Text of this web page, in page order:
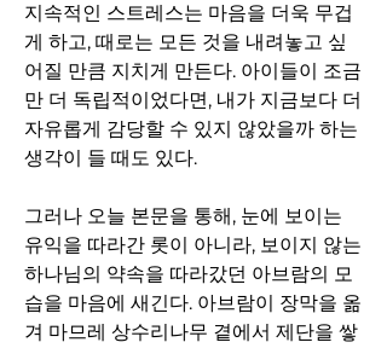
지속적인 스트레스는 마음을 더욱 무겁
게 하고, 때로는 모든 것을 내려놓고 싶
어질 만큼 지치게 만든다. 아이들이 조금
만 더 독립적이었다면, 내가 지금보다 더
자유롭게 감당할 수 있지 않았을까 하는
생각이 들 때도 있다.
그러나 오늘 본문을 통해, 눈에 보이는
유익을 따라간 롯이 아니라, 보이지 않는
하나님의 약속을 따라갔던 아브람의 모
습을 마음에 새긴다. 아브람이 장막을 옮
겨 마므레 상수리나무 곁에서 제단을 쌓